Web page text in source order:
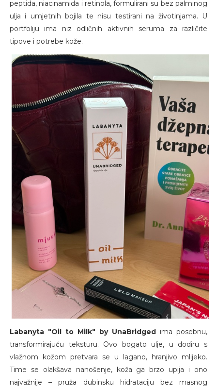
peptida, niacinamida i retinola, formulirani su bez palminog
ulja i umjetnih bojila te nisu testirani na životinjama. U
portfoliju ima niz odličnih aktivnih seruma za različite
tipove i potrebe kože.
Labanyta "Oil to Milk" by UnaBridged ima posebnu,
transformirajuću teksturu. Ovo bogato ulje, u dodiru s
vlažnom kožom pretvara se u lagano, hranjivo mlijeko.
Time se olakšava nanošenje, koža ga brzo upija i ono
najvažnije – pruža dubinsku hidrataciju bez masnog